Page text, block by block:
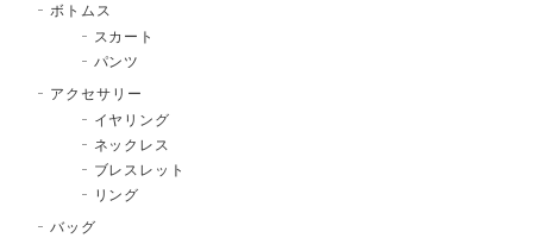
ボトムス
スカート
パンツ
アクセサリー
イヤリング
ネックレス
ブレスレット
リング
バッグ